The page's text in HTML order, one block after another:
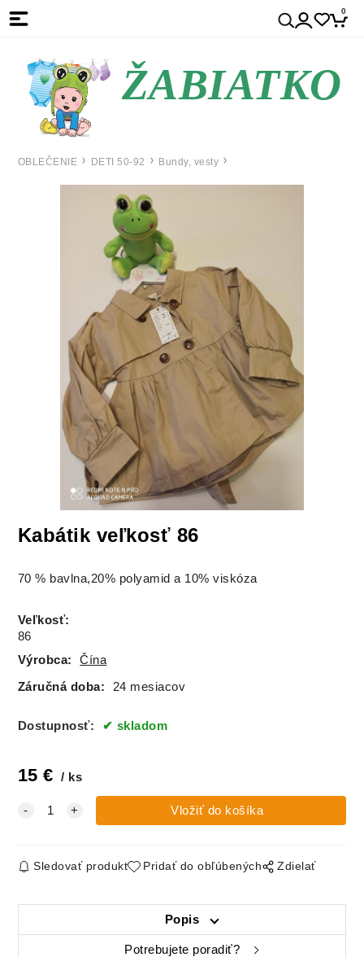
0
ŽABIATKO
OBLEČENIE DETI 50-92 Bundy, vesty
Kabátik veľkosť 86
70 % bavlna,20% polyamid a 10% viskóza
Veľkosť:
86
Výrobca:
Čína
Záručná doba: 24 mesiacov
Dostupnosť: skladom
15 € ks
Sledovať produkt Pridať do obľúbených Zdielať
Popis
Potrebujete poradiť?